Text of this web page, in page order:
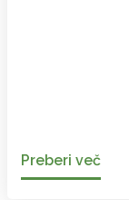
Preberi več